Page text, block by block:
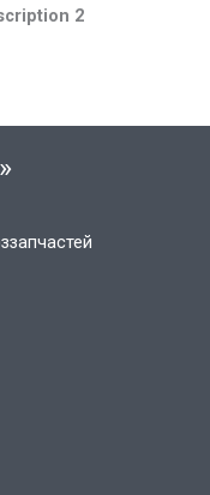
2